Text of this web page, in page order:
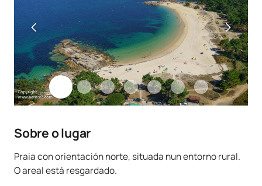
Sobre o lugar
Praia con orientación norte, situada nun entorno rural.
O areal está resgardado.